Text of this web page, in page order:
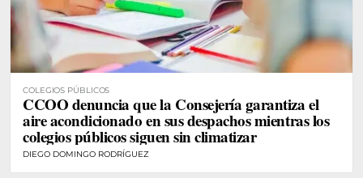
COLEGIOS PÚBLICOS
CCOO denuncia que la Consejería garantiza el
aire acondicionado en sus despachos mientras los
colegios públicos siguen sin climatizar
DIEGO DOMINGO RODRÍGUEZ